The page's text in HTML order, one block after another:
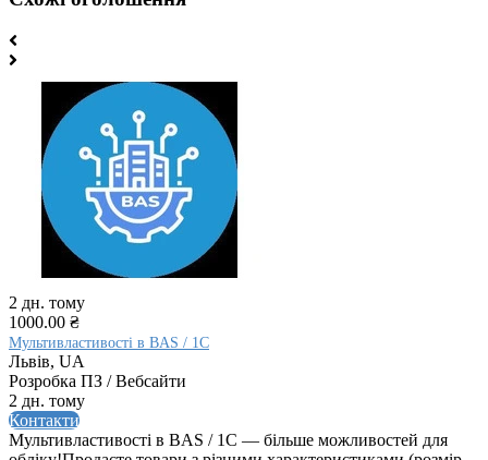
2 дн. тому
1000.00 ₴
Мультивластивості в BAS / 1C
Львів, UA
Розробка ПЗ / Вебсайти
2 дн. тому
Контакти
Мультивластивості в BAS / 1C — більше можливостей для